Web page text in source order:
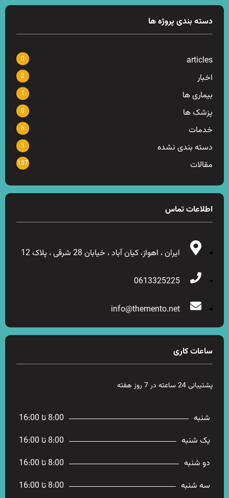
دسته بندی پروژه ها
articles
0
اخبار 2
بیماری ها 1
پزشک ها 0
خدمات 6
دسته بندی نشده 3
مقالات 137
اطلاعات تماس
ایران ، اهواز، کیان آباد ، خیابان 28 شرقی ، پلاک 12
0613325225
info@themento.net
ساعات کاری
پشتیبانی 24 ساعته در 7 روز هفته
شنبه
8:00 تا 16:00
یک شنبه
8:00 تا 16:00
دو شنبه
8:00 تا 16:00
سه شنبه
8:00 تا 16:00